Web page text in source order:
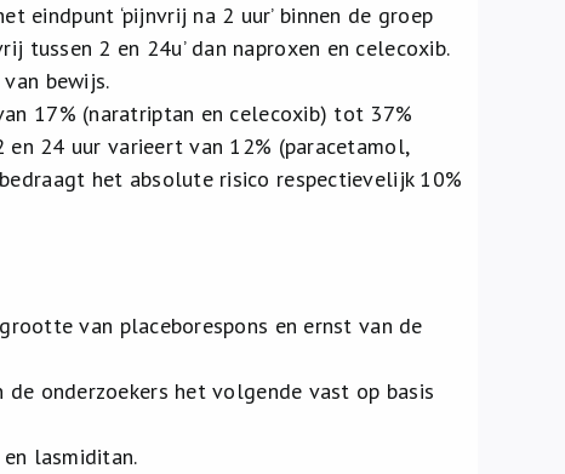
eindpunt ‘pijnvrij na 2 uur’ binnen de groep
tussen 2 en 24u’ dan naproxen en celecoxib.
bewijs.
17% (naratriptan en celecoxib) tot 37%
24 uur varieert van 12% (paracetamol,
het absolute risico respectievelijk 10%
van placeborespons en ernst van de
onderzoekers het volgende vast op basis
lasmiditan.